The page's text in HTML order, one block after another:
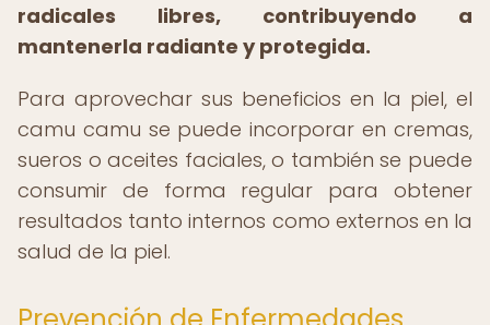
radicales libres, contribuyendo a
mantenerla radiante y protegida.
Para aprovechar sus beneficios en la piel, el
camu camu se puede incorporar en cremas,
sueros o aceites faciales, o también se puede
consumir de forma regular para obtener
resultados tanto internos como externos en la
salud de la piel.